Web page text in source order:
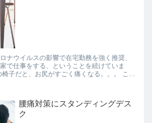
ナウイルスの影響で在宅勤務を強く推奨、
で仕事をする、ということを続けていま
腰痛対策にスタンディングデス
ク